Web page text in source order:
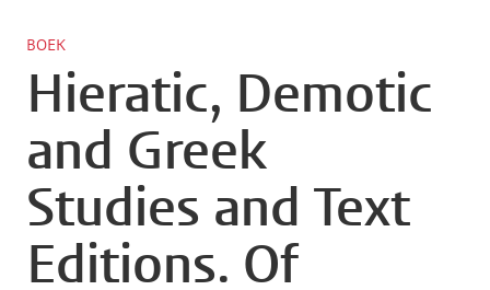
BOEK
Hieratic, Demotic
and Greek
Studies and Text
Editions. Of